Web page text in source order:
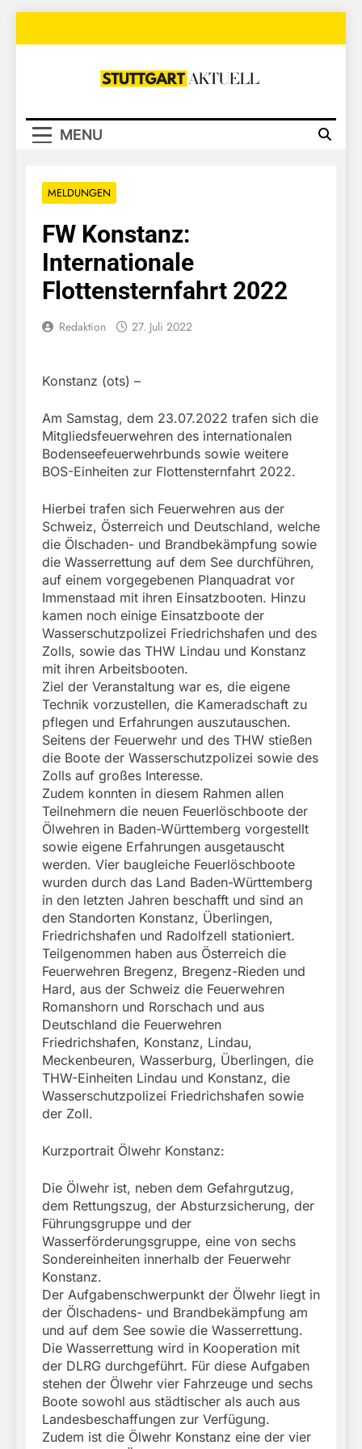
Stuttgart
MENU
MELDUNGEN
FW Konstanz:
Internationale
Flottensternfahrt 2022
Redaktion 27. Juli 2022
Konstanz (ots) –
Am Samstag, dem 23.07.2022 trafen sich die
Mitgliedsfeuerwehren des internationalen
Bodenseefeuerwehrbunds sowie weitere
BOS-Einheiten zur Flottensternfahrt 2022.
Hierbei trafen sich Feuerwehren aus der
Schweiz, Österreich und Deutschland, welche
die Ölschaden- und Brandbekämpfung sowie
die Wasserrettung auf dem See durchführen,
auf einem vorgegebenen Planquadrat vor
Immenstaad mit ihren Einsatzbooten. Hinzu
kamen noch einige Einsatzboote der
Wasserschutzpolizei Friedrichshafen und des
Zolls, sowie das THW Lindau und Konstanz
mit ihren Arbeitsbooten.
Ziel der Veranstaltung war es, die eigene
Technik vorzustellen, die Kameradschaft zu
pflegen und Erfahrungen auszutauschen.
Seitens der Feuerwehr und des THW stießen
die Boote der Wasserschutzpolizei sowie des
Zolls auf großes Interesse.
Zudem konnten in diesem Rahmen allen
Teilnehmern die neuen Feuerlöschboote der
Ölwehren in Baden-Württemberg vorgestellt
sowie eigene Erfahrungen ausgetauscht
werden. Vier baugleiche Feuerlöschboote
wurden durch das Land Baden-Württemberg
in den letzten Jahren beschafft und sind an
den Standorten Konstanz, Überlingen,
Friedrichshafen und Radolfzell stationiert.
Teilgenommen haben aus Österreich die
Feuerwehren Bregenz, Bregenz-Rieden und
Hard, aus der Schweiz die Feuerwehren
Romanshorn und Rorschach und aus
Deutschland die Feuerwehren
Friedrichshafen, Konstanz, Lindau,
Meckenbeuren, Wasserburg, Überlingen, die
THW-Einheiten Lindau und Konstanz, die
Wasserschutzpolizei Friedrichshafen sowie
der Zoll.
Kurzportrait Ölwehr Konstanz:
Die Ölwehr ist, neben dem Gefahrgutzug,
dem Rettungszug, der Absturzsicherung, der
Führungsgruppe und der
Wasserförderungsgruppe, eine von sechs
Sondereinheiten innerhalb der Feuerwehr
Konstanz.
Der Aufgabenschwerpunkt der Ölwehr liegt in
der Ölschadens- und Brandbekämpfung am
und auf dem See sowie die Wasserrettung.
Die Wasserrettung wird in Kooperation mit
der DLRG durchgeführt. Für diese Aufgaben
stehen der Ölwehr vier Fahrzeuge und sechs
Boote sowohl aus städtischer als auch aus
Landesbeschaffungen zur Verfügung.
Zudem ist die Ölwehr Konstanz eine der vier